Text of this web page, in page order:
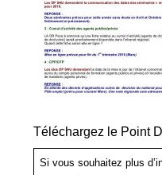
Téléchargez le Point
Si vous souhaitez plus